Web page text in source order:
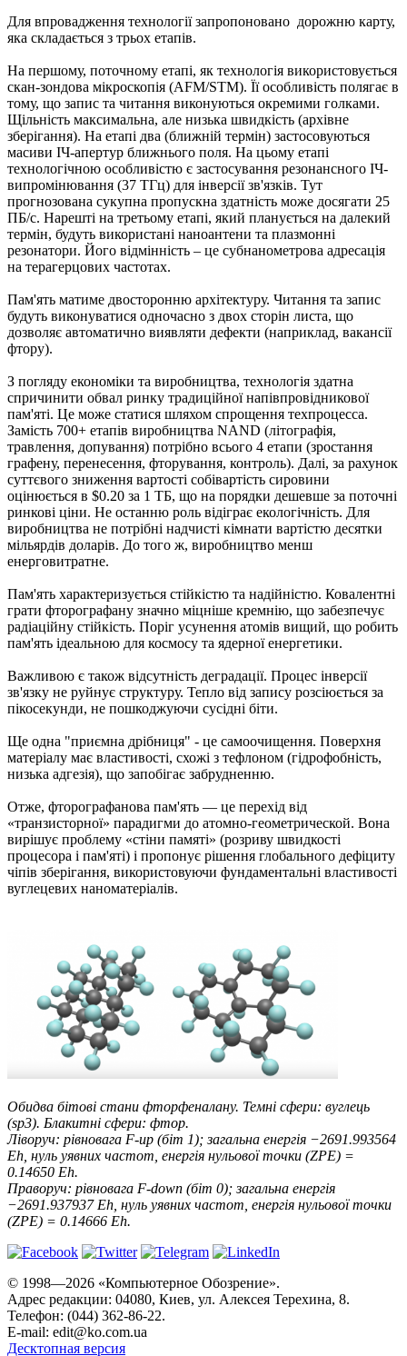
Для впровадження технології запропоновано дорожню карту,
яка складається з трьох етапів.
На першому, поточному етапі, як технологія використовується
скан-зондова мікроскопія (AFM/STM). Її особливість полягає в
тому, що запис та читання виконуються окремими голками.
Щільність максимальна, але низька швидкість (архівне
зберігання). На етапі два (ближній термін) застосовуються
масиви ІЧ-апертур ближнього поля. На цьому етапі
технологічною особливістю є застосування резонансного ІЧ-
випромінювання (37 ТГц) для інверсії зв'язків. Тут
прогнозована сукупна пропускна здатність може досягати 25
ПБ/с. Нарешті на третьому етапі, який планується на далекий
термін, будуть використані наноантени та плазмонні
резонатори. Його відмінність – це субнанометрова адресація
на терагерцових частотах.
Пам'ять матиме двосторонню архітектуру. Читання та запис
будуть виконуватися одночасно з двох сторін листа, що
дозволяє автоматично виявляти дефекти (наприклад, вакансії
фтору).
З погляду економіки та виробництва, технологія здатна
спричинити обвал ринку традиційної напівпровідникової
пам'яті. Це може статися шляхом спрощення техпроцесса.
Замість 700+ етапів виробництва NAND (літографія,
травлення, допування) потрібно всього 4 етапи (зростання
графену, перенесення, фторування, контроль). Далі, за рахунок
суттєвого зниження вартості собівартість сировини
оцінюється в $0.20 за 1 ТБ, що на порядки дешевше за поточні
ринкові ціни. Не останню роль відіграє екологічність. Для
виробництва не потрібні надчисті кімнати вартістю десятки
мільярдів доларів. До того ж, виробництво менш
енерговитратне.
Пам'ять характеризується стійкістю та надійністю. Ковалентні
грати фторографану значно міцніше кремнію, що забезпечує
радіаційну стійкість. Поріг усунення атомів вищий, що робить
пам'ять ідеальною для космосу та ядерної енергетики.
Важливою є також відсутність деградації. Процес інверсії
зв'язку не руйнує структуру. Тепло від запису розсіюється за
пікосекунди, не пошкоджуючи сусідні біти.
Ще одна "приємна дрібниця" - це самоочищення. Поверхня
матеріалу має властивості, схожі з тефлоном (гідрофобність,
низька адгезія), що запобігає забрудненню.
Отже, фторографанова пам'ять — це перехід від
«транзисторної» парадигми до атомно-геометрической. Вона
вирішує проблему «стіни памяті» (розриву швидкості
процесора і пам'яті) і пропонує рішення глобального дефіциту
чіпів зберігання, використовуючи фундаментальні властивості
вуглецевих наноматеріалів.
Обидва бітові стани фторфеналану. Темні сфери: вуглець
(sp3). Блакитні сфери: фтор.
Ліворуч: рівновага F-up (біт 1); загальна енергія −2691.993564
Eh, нуль уявних частот, енергія нульової точки (ZPE) =
0.14650 Eh.
Праворуч: рівновага F-down (біт 0); загальна енергія
−2691.937937 Eh, нуль уявних частот, енергія нульової точки
(ZPE) = 0.14666 Eh.
© 1998—2026 «Компьютерное Обозрение».
Адрес редакции: 04080, Киев, ул. Алексея Терехина, 8.
Телефон: (044) 362-86-22.
E-mail: edit@ko.com.ua
Десктопная версия